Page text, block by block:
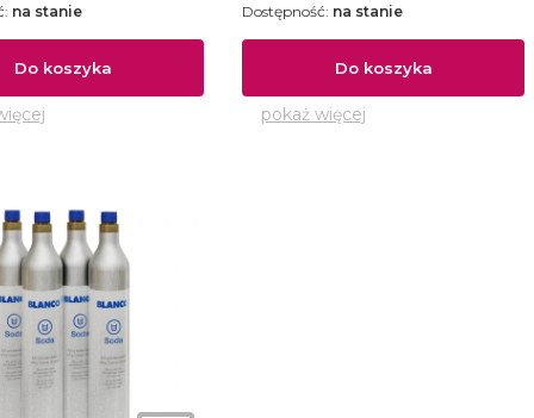
Do koszyka
na stanie
Do koszyka
Dostępność: na stanie
pokaż więcej